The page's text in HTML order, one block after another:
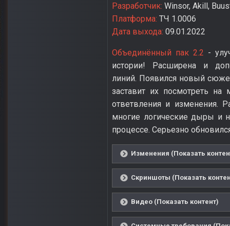
Разработчик: Winsor, Akill,
Платформа: ТЧ 1.0006
Дата выхода: 09.01.2022
Объединённый пак 2.2 -
истории! Расширена и
линий. Появился новый
заставит их посмотреть
ответвления и изменения.
многие логические дыры и
процессе. Серьезно
Изменения (Показать
Скриншоты (Показать
Видео (Показать контент)